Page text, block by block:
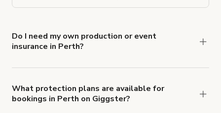
Do I need my own production or event
insurance in Perth?
insurance with liability coverage of no less than
$1,000,000.
What protection plans are available for
bookings in Perth on Giggster?